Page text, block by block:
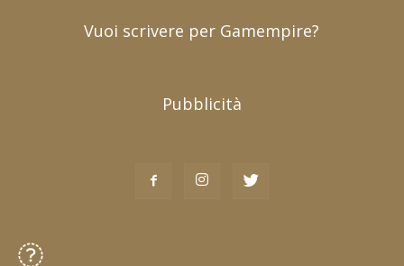
Vuoi scrivere per Gamempire?
Pubblicità